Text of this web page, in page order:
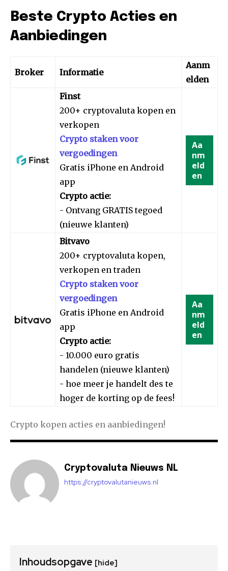
Beste Crypto Acties en
Aanbiedingen
Broker Informatie
Aanm
elden
Finst
200+ cryptovaluta kopen en
verkopen
Crypto staken voor
vergoedingen
Gratis iPhone en Android
app
Crypto actie:
- Ontvang GRATIS tegoed
(nieuwe klanten)
Aa
nm
eld
en
Bitvavo
200+ cryptovaluta kopen,
verkopen en traden
Crypto staken voor
vergoedingen
Gratis iPhone en Android
app
Crypto actie:
- 10.000 euro gratis
handelen (nieuwe klanten)
- hoe meer je handelt des te
hoger de korting op de fees!
Aa
nm
eld
en
Crypto kopen acties en aanbiedingen!
Cryptovaluta Nieuws NL
https://cryptovalutanieuws.nl
Inhoudsopgave [hide]